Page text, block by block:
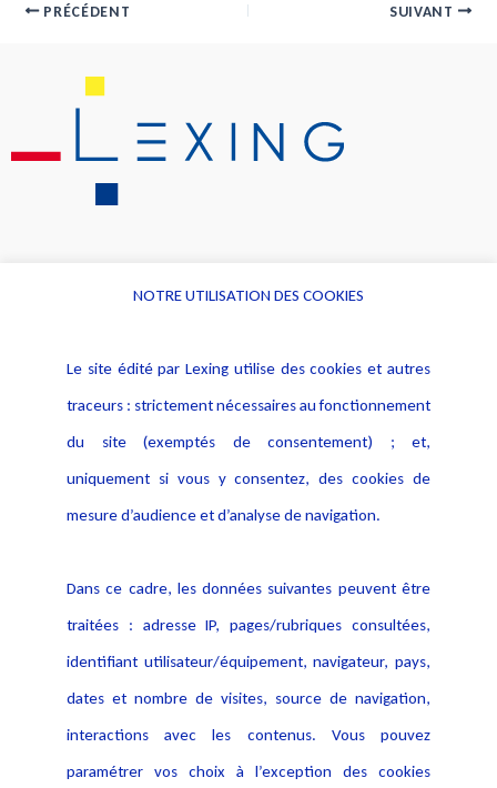
PRÉCÉDENT SUIVANT
Alerte professionnelle
Déclaration d'accessibilité
Notice Légale
Politique de protection des
données
Publications
NOTRE UTILISATION DES COOKIES
Le site édité par Lexing utilise des cookies et autres
traceurs : strictement nécessaires au fonctionnement
du site (exemptés de consentement) ; et,
uniquement si vous y consentez, des cookies de
mesure d’audience et d’analyse de navigation.
Dans ce cadre, les données suivantes peuvent être
traitées : adresse IP, pages/rubriques consultées,
identifiant utilisateur/équipement, navigateur, pays,
dates et nombre de visites, source de navigation,
interactions avec les contenus. Vous pouvez
paramétrer vos choix à l’exception des cookies